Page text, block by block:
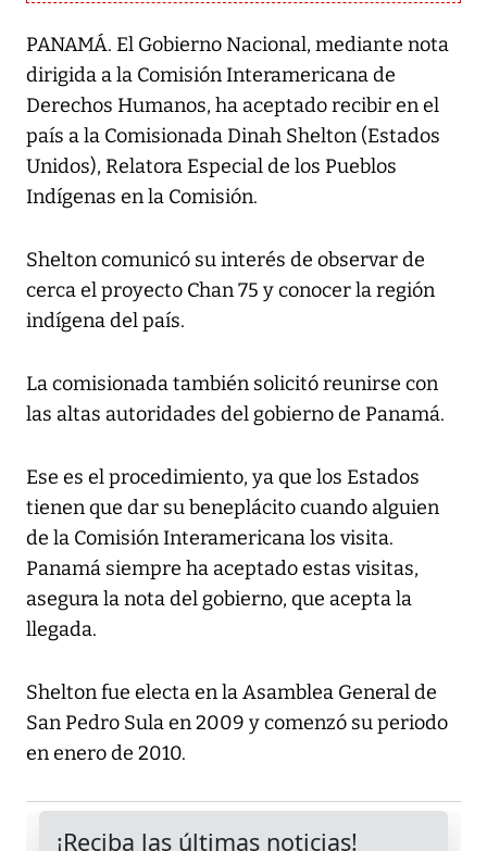
PANAMÁ. El Gobierno Nacional, mediante nota
dirigida a la Comisión Interamericana de
Derechos Humanos, ha aceptado recibir en el
país a la Comisionada Dinah Shelton (Estados
Unidos), Relatora Especial de los Pueblos
Indígenas en la Comisión.
Shelton comunicó su interés de observar de
cerca el proyecto Chan 75 y conocer la región
indígena del país.
La comisionada también solicitó reunirse con
las altas autoridades del gobierno de Panamá.
Ese es el procedimiento, ya que los Estados
tienen que dar su beneplácito cuando alguien
de la Comisión Interamericana los visita.
Panamá siempre ha aceptado estas visitas,
asegura la nota del gobierno, que acepta la
llegada.
Shelton fue electa en la Asamblea General de
San Pedro Sula en 2009 y comenzó su periodo
en enero de 2010.